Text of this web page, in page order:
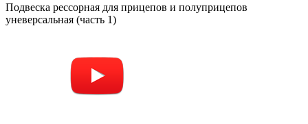
Подвеска рессорная для прицепов и полуприцепов
уневерсальная (часть 1)